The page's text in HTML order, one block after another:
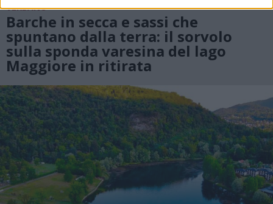
VERBANO
Barche in secca e sassi che
spuntano dalla terra: il sorvolo
sulla sponda varesina del lago
Maggiore in ritirata